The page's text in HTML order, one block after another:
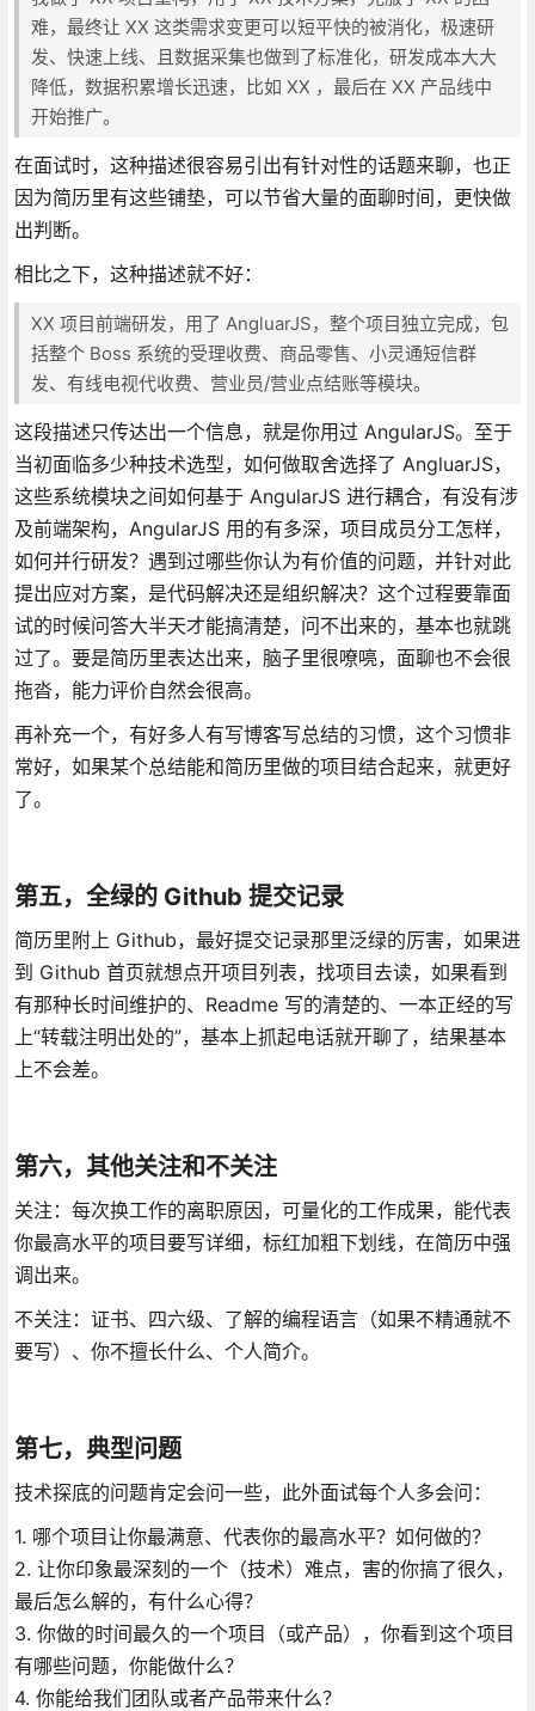
难，最终让 XX 这类需求变更可以短平快的被消化，极速研
发、快速上线、且数据采集也做到了标准化，研发成本大大
降低，数据积累增长迅速，比如 XX ，最后在 XX 产品线中
开始推广。
在面试时，这种描述很容易引出有针对性的话题来聊，也正
因为简历里有这些铺垫，可以节省大量的面聊时间，更快做
出判断。
相比之下，这种描述就不好：
XX 项目前端研发，用了 AngluarJS，整个项目独立完成，包
括整个 Boss 系统的受理收费、商品零售、小灵通短信群
发、有线电视代收费、营业员/营业点结账等模块。
这段描述只传达出一个信息，就是你用过 AngularJS。至于
当初面临多少种技术选型，如何做取舍选择了 AngluarJS，
这些系统模块之间如何基于 AngularJS 进行耦合，有没有涉
及前端架构，AngularJS 用的有多深，项目成员分工怎样，
如何并行研发？遇到过哪些你认为有价值的问题，并针对此
提出应对方案，是代码解决还是组织解决？这个过程要靠面
试的时候问答大半天才能搞清楚，问不出来的，基本也就跳
过了。要是简历里表达出来，脑子里很嘹喨，面聊也不会很
拖沓，能力评价自然会很高。
再补充一个，有好多人有写博客写总结的习惯，这个习惯非
常好，如果某个总结能和简历里做的项目结合起来，就更好
了。
第五，全绿的 Github 提交记录
简历里附上 Github，最好提交记录那里泛绿的厉害，如果进
到 Github 首页就想点开项目列表，找项目去读，如果看到
有那种长时间维护的、Readme 写的清楚的、一本正经的写
上“转载注明出处的”，基本上抓起电话就开聊了，结果基本
上不会差。
第六，其他关注和不关注
关注：每次换工作的离职原因，可量化的工作成果，能代表
你最高水平的项目要写详细，标红加粗下划线，在简历中强
调出来。
不关注：证书、四六级、了解的编程语言（如果不精通就不
要写）、你不擅长什么、个人简介。
第七，典型问题
技术探底的问题肯定会问一些，此外面试每个人多会问：
1. 哪个项目让你最满意、代表你的最高水平？如何做的？
2. 让你印象最深刻的一个（技术）难点，害的你搞了很久，
最后怎么解的，有什么心得？
3. 你做的时间最久的一个项目（或产品），你看到这个项目
有哪些问题，你能做什么？
4. 你能给我们团队或者产品带来什么？